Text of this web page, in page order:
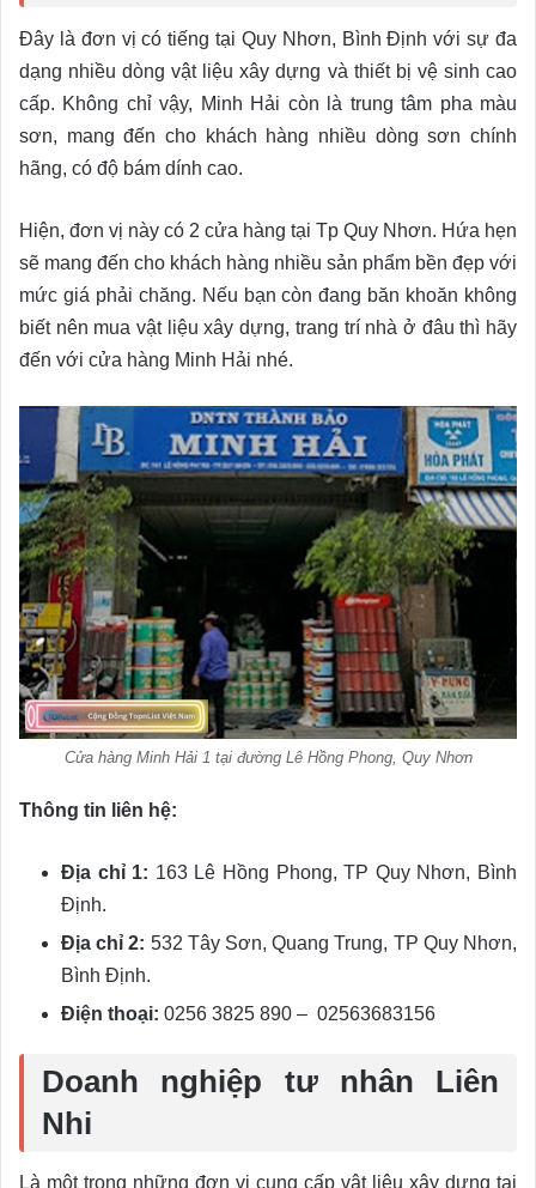
Đây là đơn vị có tiếng tại Quy Nhơn, Bình Định với sự đa
dạng nhiều dòng vật liệu xây dựng và thiết bị vệ sinh cao
cấp. Không chỉ vậy, Minh Hải còn là trung tâm pha màu
sơn, mang đến cho khách hàng nhiều dòng sơn chính
hãng, có độ bám dính cao.
Hiện, đơn vị này có 2 cửa hàng tại Tp Quy Nhơn. Hứa hẹn
sẽ mang đến cho khách hàng nhiều sản phẩm bền đẹp với
mức giá phải chăng. Nếu bạn còn đang băn khoăn không
biết nên mua vật liệu xây dựng, trang trí nhà ở đâu thì hãy
đến với cửa hàng Minh Hải nhé.
Cửa hàng Minh Hải 1 tại đường Lê Hồng Phong, Quy Nhơn
Thông tin liên hệ:
Địa chỉ 1: 163 Lê Hồng Phong, TP Quy Nhơn, Bình
Định.
Địa chỉ 2: 532 Tây Sơn, Quang Trung, TP Quy Nhơn,
Bình Định.
Điện thoại: 0256 3825 890 – 02563683156
Doanh nghiệp tư nhân Liên
Nhi
Là một trong những đơn vị cung cấp vật liệu xây dựng tại